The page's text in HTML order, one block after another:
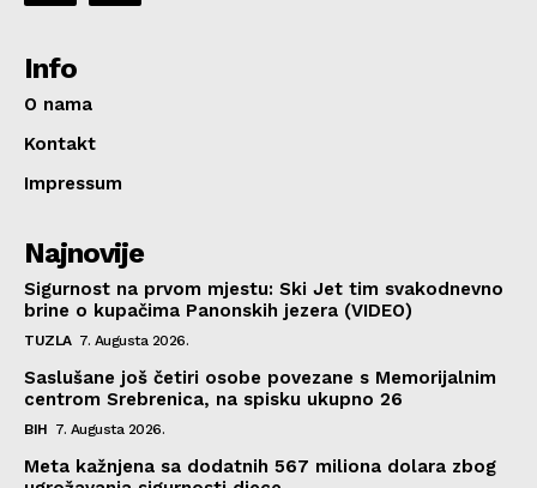
Info
O nama
Kontakt
Impressum
Najnovije
Sigurnost na prvom mjestu: Ski Jet tim svakodnevno
brine o kupačima Panonskih jezera (VIDEO)
TUZLA 7. Augusta 2026.
Saslušane još četiri osobe povezane s Memorijalnim
centrom Srebrenica, na spisku ukupno 26
BIH 7. Augusta 2026.
Meta kažnjena sa dodatnih 567 miliona dolara zbog